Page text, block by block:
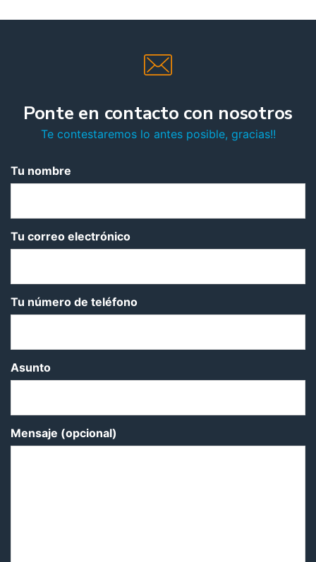
Ponte en contacto con nosotros
Te contestaremos lo antes posible, gracias!!
Tu nombre
Tu correo electrónico
Tu número de teléfono
Asunto
Mensaje (opcional)